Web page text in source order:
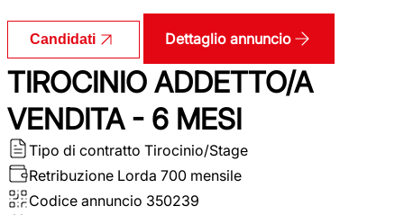
Candidati Dettaglio annuncio
TIROCINIO ADDETTO/A
VENDITA - 6 MESI
Tipo di contratto Tirocinio/Stage
Retribuzione Lorda 700 mensile
Codice annuncio 350239